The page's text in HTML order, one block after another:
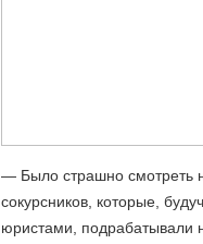
— Было страшно смотреть
сокурсников, которые,
юристами, подрабатывали